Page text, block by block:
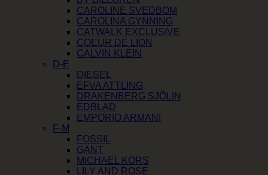
CAROLINE SVEDBOM
CAROLINA GYNNING
CATWALK EXCLUSIVE
COEUR DE LION
CALVIN KLEIN
D-E
DIESEL
EFVA ATTLING
DRAKENBERG SJÖLIN
EDBLAD
EMPORIO ARMANI
F-M
FOSSIL
GANT
MICHAEL KORS
LILY AND ROSE